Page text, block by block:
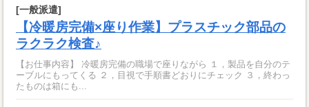
[一般派遣]
【冷暖房完備×座り作業】プラスチック部品の
ラクラク検査♪
【お仕事内容】 冷暖房完備の職場で座りながら １，製品を自分のテ
ーブルにもってくる ２，目視で手順書どおりにチェック ３，終わっ
たものは箱にも...